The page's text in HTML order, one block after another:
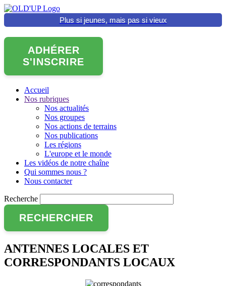
Aller
au
contenu
principal
Plus si jeunes, mais pas si vieux
ADHÉRER
S'INSCRIRE
Main
navigation
Accueil
Nos rubriques
Nos actualités
Nos groupes
Nos actions de terrains
Nos publications
Les régions
L'europe et le monde
Les vidéos de notre chaîne
Qui sommes nous ?
Nous contacter
Recherche
ANTENNES LOCALES ET
CORRESPONDANTS LOCAUX